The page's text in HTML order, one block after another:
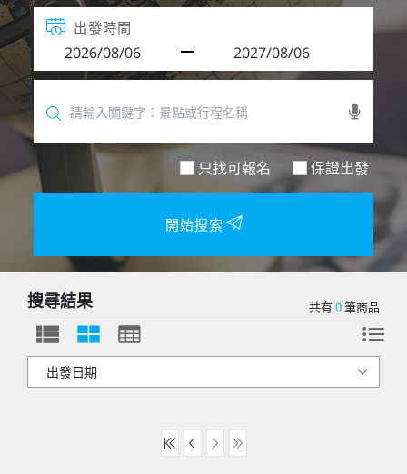
ENGLISH WEB
出發時間
只找可報名 保證出發
開始搜索
搜尋結果 共有0筆商品